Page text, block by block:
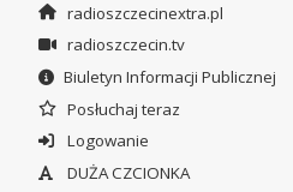
radioszczecinextra.pl
radioszczecin.tv
Biuletyn Informacji Publicznej
Posłuchaj teraz
Logowanie
DUŻA CZCIONKA